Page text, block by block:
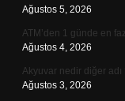
Ağustos 5, 2026
ATM’den 1 günde en
Ağustos 4, 2026
Akyuvar nedir diğer adı
Ağustos 3, 2026